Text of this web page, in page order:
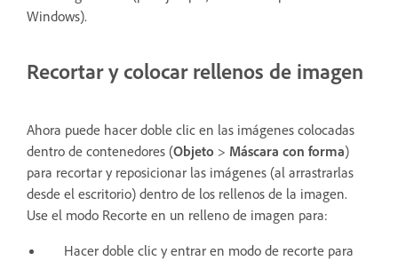
Windows).
Recortar y colocar rellenos de imagen
Ahora puede hacer doble clic en las imágenes colocadas
dentro de contenedores (Objeto > Máscara con forma)
para recortar y reposicionar las imágenes (al arrastrarlas
desde el escritorio) dentro de los rellenos de la imagen.
Use el modo Recorte en un relleno de imagen para:
Hacer doble clic y entrar en modo de recorte para